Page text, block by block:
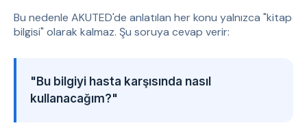
Bu nedenle AKUTED'de anlatılan her konu yalnızca "kitap
bilgisi" olarak kalmaz. Şu soruya cevap verir:
"Bu bilgiyi hasta karşısında nasıl
kullanacağım?"